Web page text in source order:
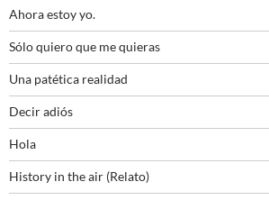
Ahora estoy yo.
Sólo quiero que me quieras
Una patética realidad
Decir adiós
Hola
History in the air (Relato)